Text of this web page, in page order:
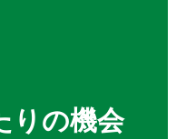
りの機会